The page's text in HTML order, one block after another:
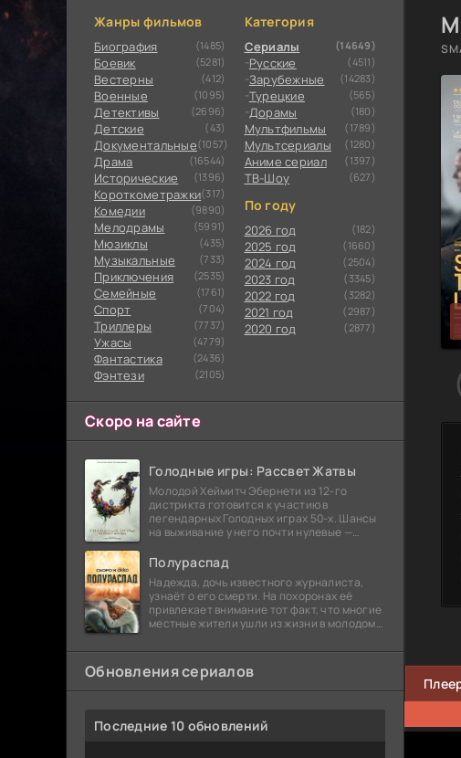
Жанры фильмов
Биография (1485)
Боевик (5281)
Вестерны (412)
Военные (1095)
Детективы (2696)
Детские (43)
Документальные(1057)
Драма (16544)
Исторические (1396)
Короткометражки(317)
Комедии (9890)
Мелодрамы (5991)
Мюзиклы (435)
Музыкальные (733)
Приключения (2535)
Семейные (1761)
Cпорт (704)
Триллеры (7737)
Ужасы (4779)
Фантастика (2436)
Фэнтези (2105)
Категория
Сериалы (14649)
Русские (4511)
Зарубежные (14283)
Турецкие (565)
Дорамы (180)
Мультфильмы (1789)
Мультсериалы (1280)
Аниме сериал (1397)
ТВ-Шоу (627)
По году
2026 год (182)
2025 год (1660)
2024 год (2504)
2023 год (3345)
2022 год (3282)
2021 год (2987)
2020 год (2877)
Скоро на сайте
Голодные игры: Рассвет Жатвы
Молодой Хеймитч Эбернети из 12-го
дистрикта готовится к участию в
легендарных Голодных играх 50-х. Шансы
на выживание у него почти нулевые —
победу еще сорок
Полураспад
Надежда, дочь известного журналиста,
узнаёт о его смерти. На похоронах её
привлекает внимание тот факт, что многие
местные жители ушли из жизни в молодом
бомбы
Обновления сериалов
Последние 10 обновлений